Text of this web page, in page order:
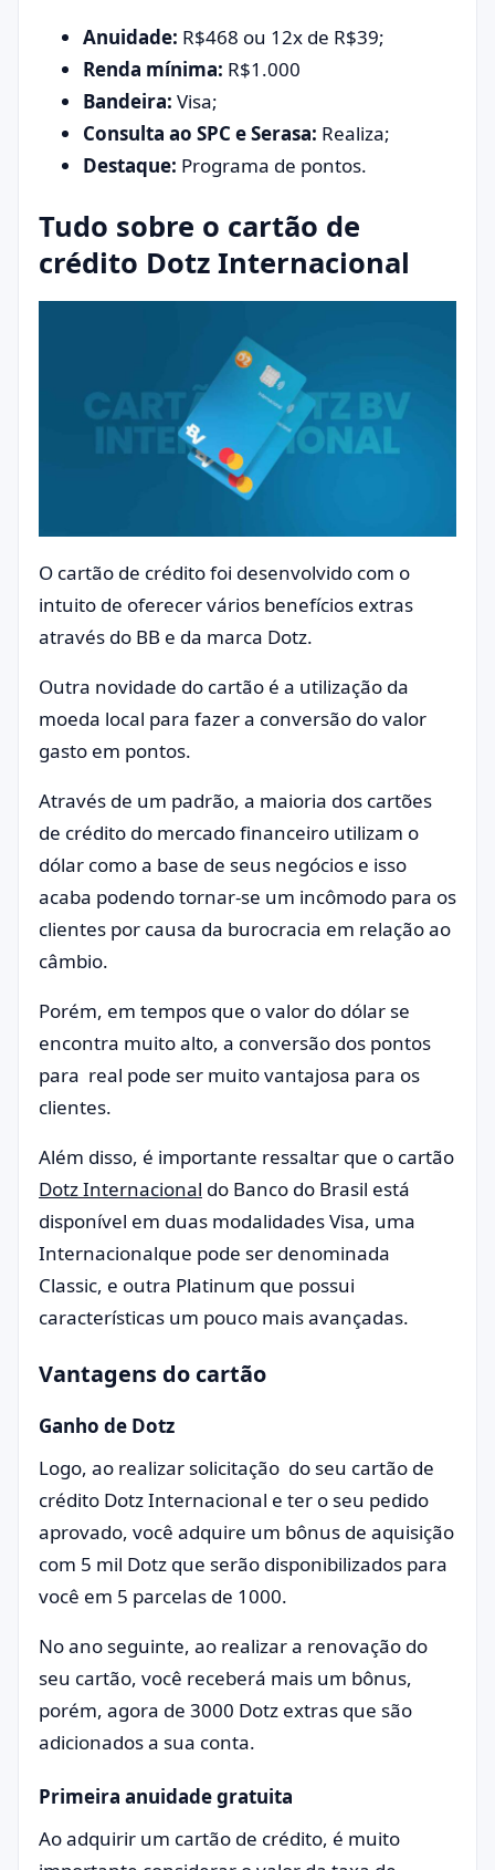
Anuidade: R$468 ou 12x de R$39;
Renda mínima: R$1.000
Bandeira: Visa;
Consulta ao SPC e Serasa: Realiza;
Destaque: Programa de pontos.
Tudo sobre o cartão de
crédito Dotz Internacional
O cartão de crédito foi desenvolvido com o
intuito de oferecer vários benefícios extras
através do BB e da marca Dotz.
Outra novidade do cartão é a utilização da
moeda local para fazer a conversão do valor
gasto em pontos.
Através de um padrão, a maioria dos cartões
de crédito do mercado financeiro utilizam o
dólar como a base de seus negócios e isso
acaba podendo tornar-se um incômodo para os
clientes por causa da burocracia em relação ao
câmbio.
Porém, em tempos que o valor do dólar se
encontra muito alto, a conversão dos pontos
para real pode ser muito vantajosa para os
clientes.
Além disso, é importante ressaltar que o cartão
Dotz Internacional do Banco do Brasil está
disponível em duas modalidades Visa, uma
Internacionalque pode ser denominada
Classic, e outra Platinum que possui
características um pouco mais avançadas.
Vantagens do cartão
Ganho de Dotz
Logo, ao realizar solicitação do seu cartão de
crédito Dotz Internacional e ter o seu pedido
aprovado, você adquire um bônus de aquisição
com 5 mil Dotz que serão disponibilizados para
você em 5 parcelas de 1000.
No ano seguinte, ao realizar a renovação do
seu cartão, você receberá mais um bônus,
porém, agora de 3000 Dotz extras que são
adicionados a sua conta.
Primeira anuidade gratuita
Ao adquirir um cartão de crédito, é muito